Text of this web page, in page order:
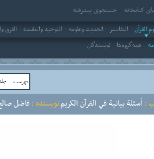
کتابخانه
جستجوی پیشرفته
القرآن التفاسير الحديث وعلومه التوحيد والعقيدة الفرق
همه‌گروه‌ها نویسندگان
فهرست
:أسئلة بيانية في القرآن الكريمنویسنده :فاضل